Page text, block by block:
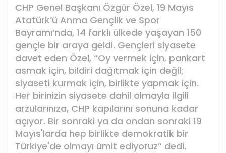
CHP Genel Başkanı Özgür Özel, 19 Mayıs
Atatürk’ü Anma Gençlik ve Spor
Bayramı’nda, 14 farklı ülkede yaşayan 150
gençle bir araya geldi. Gençleri siyasete
davet eden Özel, “Oy vermek için, pankart
asmak için, bildiri dağıtmak için değil;
siyaseti kurmak için, birlikte yapmak için.
Her birinizin siyasete dahil olmayla ilgili
arzularınıza, CHP kapılarını sonuna kadar
açıyor. Bir sonraki ya da ondan sonraki 19
Mayıs'larda hep birlikte demokratik bir
Türkiye'de olmayı ümit ediyoruz” dedi.